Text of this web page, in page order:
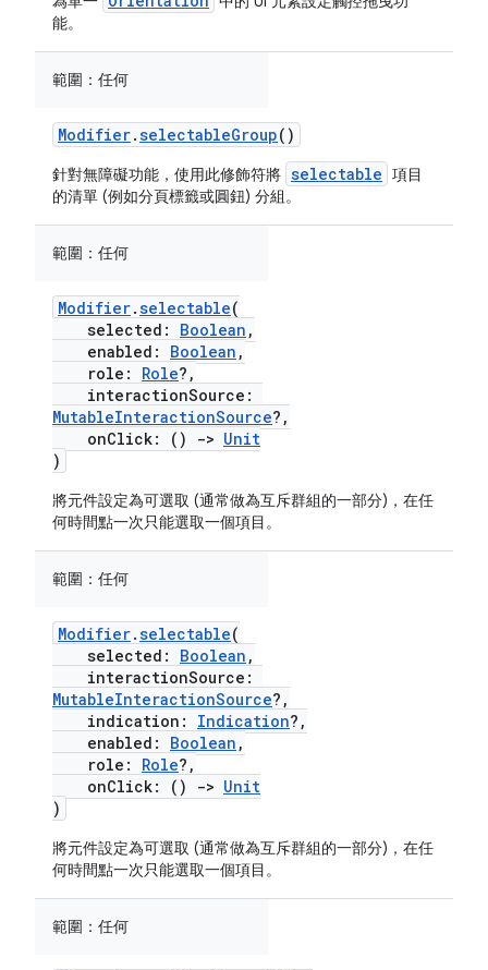
能。
範圍： 任何
Modifier.selectableGroup()
針對無障礙功能，使用此修飾符將 selectable 項目
的清單 (例如分頁標籤或圓鈕) 分組。
範圍： 任何
Modifier.selectable(
selected: Boolean ,
enabled: Boolean ,
role: Role?,
interactionSource:
MutableInteractionSource?,
onClick: ()
-> Unit
)
將元件設定為可選取 (通常做為互斥群組的一部分)，在任
何時間點一次只能選取一個項目。
範圍： 任何
Modifier.selectable(
selected: Boolean ,
interactionSource:
MutableInteractionSource?,
indication: Indication?,
enabled: Boolean ,
role: Role?,
onClick: ()
-> Unit
)
將元件設定為可選取 (通常做為互斥群組的一部分)，在任
何時間點一次只能選取一個項目。
範圍： 任何